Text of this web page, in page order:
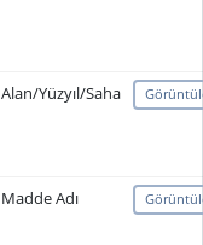
Alan/Yüzyıl/Saha
Madde Adı